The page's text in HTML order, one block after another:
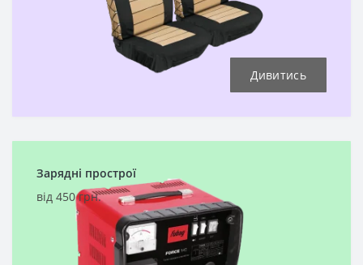
Дивитись
Зарядні прострої
від 450 грн.